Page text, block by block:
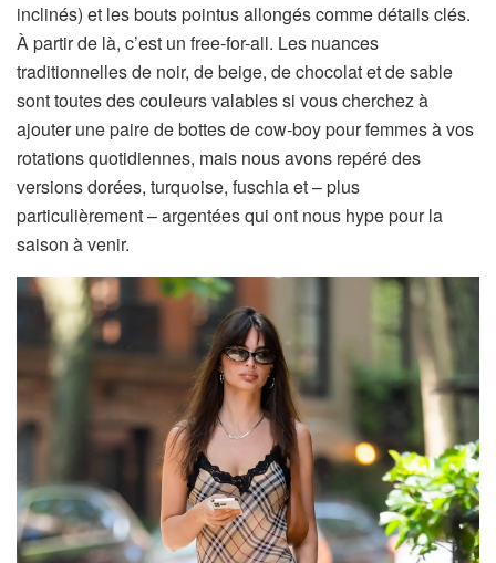
inclinés) et les bouts pointus allongés comme détails clés.
À partir de là, c’est un free-for-all. Les nuances
traditionnelles de noir, de beige, de chocolat et de sable
sont toutes des couleurs valables si vous cherchez à
ajouter une paire de bottes de cow-boy pour femmes à vos
rotations quotidiennes, mais nous avons repéré des
versions dorées, turquoise, fuschia et – plus
particulièrement – argentées qui ont nous hype pour la
saison à venir.